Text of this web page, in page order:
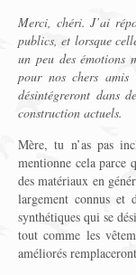
Merci, chéri. J’ai
publics, et lorsque
un peu des émotions
pour nos chers
désintégreront dans
construction actuels.
Mère, tu n’as pas
mentionne cela parce
des matériaux en
largement connus et
synthétiques qui se
tout comme les
améliorés